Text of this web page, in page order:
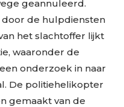
geannuleerd.
de hulpdiensten
het slachtoffer lijkt
waaronder de
onderzoek in naar
De politiehelikopter
gemaakt van de